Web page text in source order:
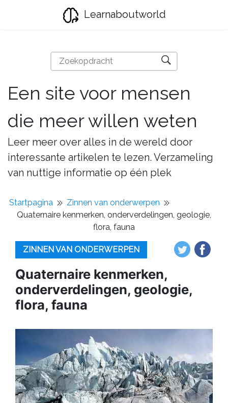
Learnaboutworld
Een site voor mensen
die meer willen weten
Leer meer over alles in de wereld door
interessante artikelen te lezen. Verzameling
van nuttige informatie op één plek
Startpagina
Zinnen van onderwerpen
Quaternaire kenmerken, onderverdelingen, geologie,
flora, fauna
ZINNEN VAN ONDERWERPEN
Quaternaire kenmerken,
onderverdelingen, geologie,
flora, fauna